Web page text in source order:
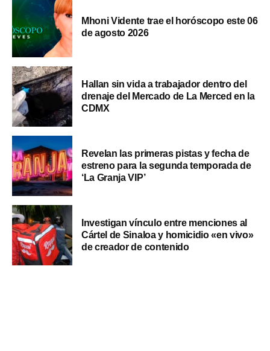
Mhoni Vidente trae el horóscopo este 06
de agosto 2026
Hallan sin vida a trabajador dentro del
drenaje del Mercado de La Merced en la
CDMX
Revelan las primeras pistas y fecha de
estreno para la segunda temporada de
‘La Granja VIP’
Investigan vínculo entre menciones al
Cártel de Sinaloa y homicidio «en vivo»
de creador de contenido